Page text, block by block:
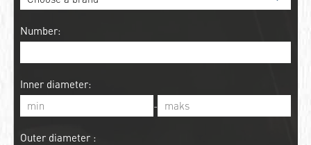
Number:
Inner diameter:
-
Outer diameter :